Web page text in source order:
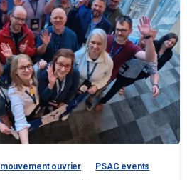
mouvement ouvrier PSAC events